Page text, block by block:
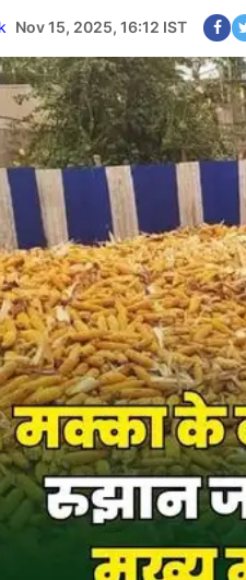
Nov 15, 2025, 16:12 IST